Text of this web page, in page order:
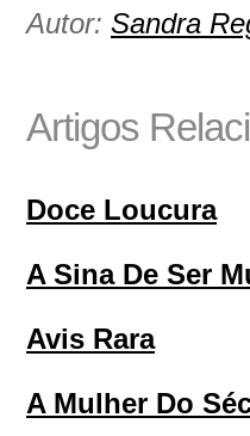
Autor: Sandra
Artigos
Doce Loucura
A Sina De Ser
Avis Rara
A Mulher Do